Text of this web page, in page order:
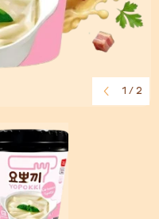
1 / 2